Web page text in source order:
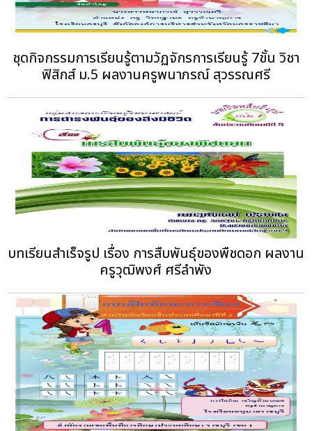
ชุดกิจกรรมการเรียนรู้ตามวัฏจักรการเรียนรู้ 7ขั้น วิชา
ฟิสิกส์ ม.5 ผลงานครูพนาภรณ์ สุวรรณศรี
บทเรียนสำเร็จรูป เรื่อง การสืบพันธุ์ของพืชดอก ผลงาน
ครูวุฒิพงศ์ ศรีลำพัง